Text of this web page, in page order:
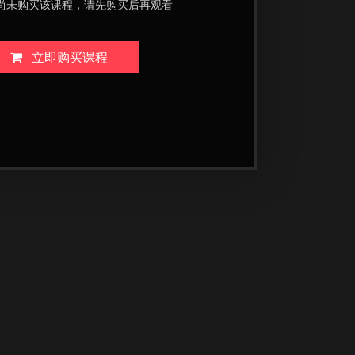
未购买该课程，请先购买后再观看
立即购买课程